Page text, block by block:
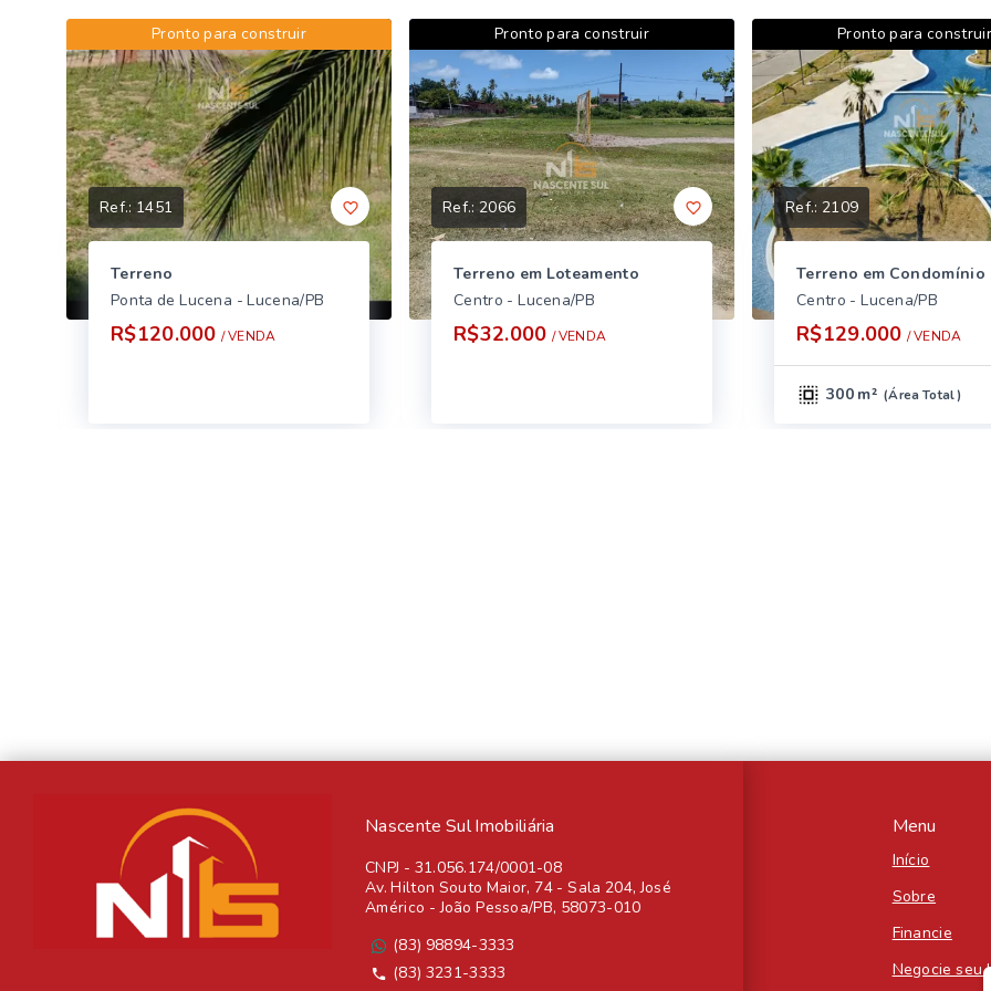
Pronto para construir
Ref.: 1451
Terreno
Ponta de Lucena - Lucena/PB
R$120.000 / VENDA
Pronto para construir
Ref.:2066
Terreno em Loteamento
Centro - Lucena/PB
R$32.000 / VENDA
Pronto para construir
Ref.: 2109
Terreno em Condomínio
Centro - Lucena/PB
R$129.000 / VENDA
300 m² (Área Total)
Menu
Início
Sobre
Financie
Negocie seu
Nascente Sul Imobiliária
CNPJ - 31.056.174/0001-08
Av. Hilton Souto Maior, 74 - Sala 204, José
Américo - João Pessoa/PB, 58073-010
(83) 98894-3333
(83) 3231-3333